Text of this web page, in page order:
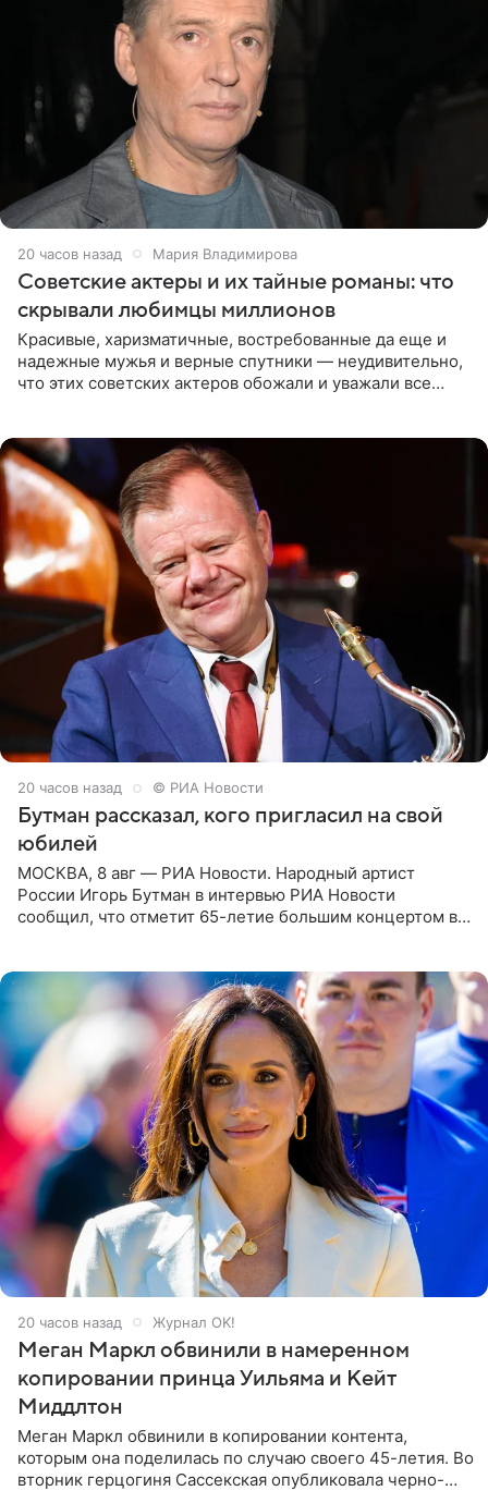
20 часов назад Мария Владимирова
Советские актеры и их тайные романы: что
скрывали любимцы миллионов
Красивые, харизматичные, востребованные да еще и
надежные мужья и верные спутники — неудивительно,
что этих советских актеров обожали и уважали все
20 часов назад © РИА Новости
Бутман рассказал, кого пригласил на свой
юбилей
МОСКВА, 8 авг — РИА Новости. Народный артист
России Игорь Бутман в интервью РИА Новости
сообщил, что отметит 65-летие большим концертом в
20 часов назад Журнал OK!
Меган Маркл обвинили в намеренном
копировании принца Уильяма и Кейт
Миддлтон
Меган Маркл обвинили в копировании контента,
которым она поделилась по случаю своего 45-летия. Во
вторник герцогиня Сассекская опубликовала черно-